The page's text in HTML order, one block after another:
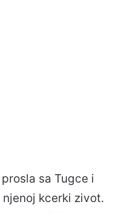
sa Tugce i
kcerki zivot.